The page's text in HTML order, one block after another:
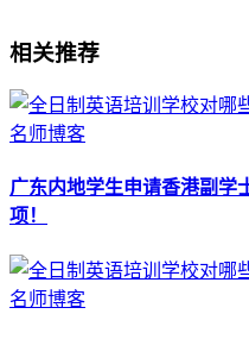
相关推荐
名师博客
广东内地学生申请香港副学
项！
名师博客